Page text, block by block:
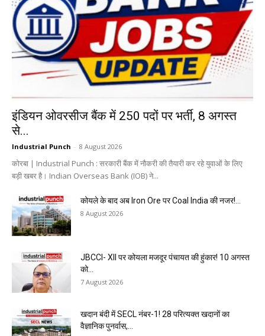
इंडियन ओवरसीज बैंक में 250 पदों पर भर्ती, 8 अगस्त
से...
Industrial Punch - 8 August 2026
कोरबा | Industrial Punch : सरकारी बैंक में नौकरी की तैयारी कर रहे युवाओं के लिए
बड़ी खबर है। Indian Overseas Bank (IOB) ने...
कोयले के बाद अब Iron Ore पर Coal India की नजर!...
8 August 2026
JBCCI- XII पर कोयला मजदूर पंचायत की हुंकार! 10 अगस्त
को...
7 August 2026
खदान बंदी में SECL नंबर-1! 28 परित्यक्त खदानों का
वैज्ञानिक पुनर्वास,...